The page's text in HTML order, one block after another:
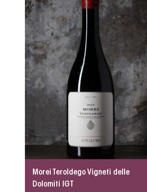
Morei Teroldego Vigneti delle
Dolomiti IGT